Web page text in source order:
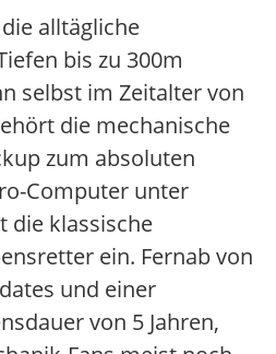
alltägliche
bis zu 300m
selbst im Zeitalter von
die mechanische
zum absoluten
Computer unter
die klassische
ein. Fernab von
und einer
von 5 Jahren,